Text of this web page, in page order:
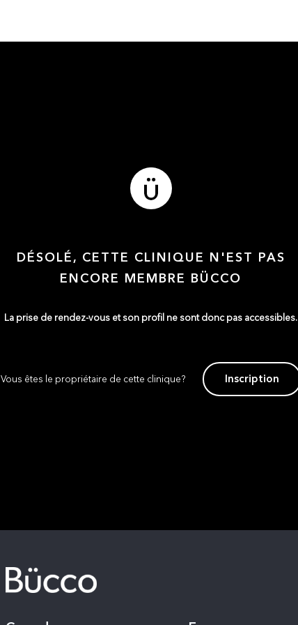
DÉSOLÉ, CETTE CLINIQUE N'EST PAS
ENCORE MEMBRE BÜCCO
La prise de rendez-vous et son profil ne sont donc pas accessibles.
Vous êtes le propriétaire de cette clinique? Inscription